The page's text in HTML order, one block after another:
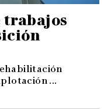
trabajos
...